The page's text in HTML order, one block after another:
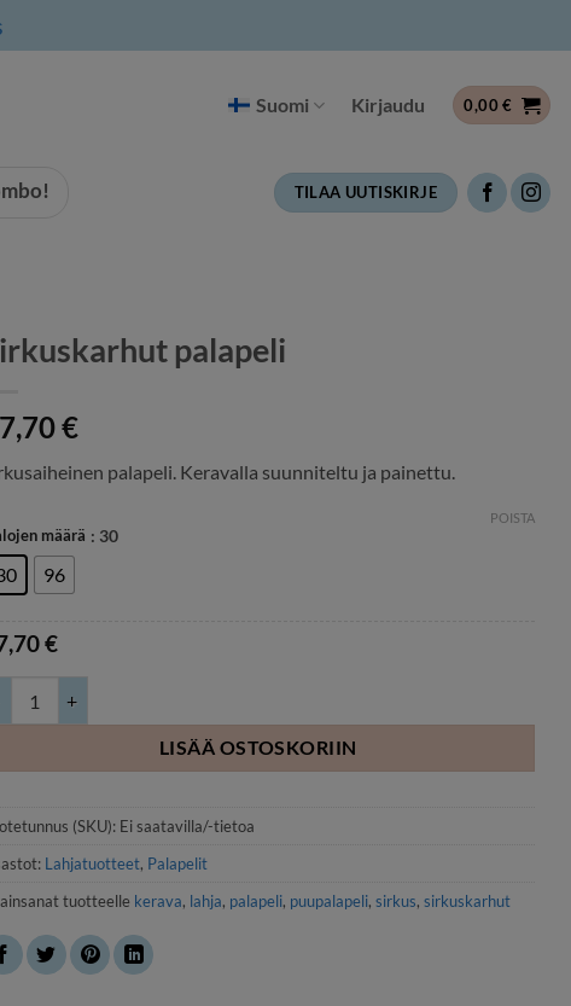
Suomi Kirjaudu 0,00€
TILAA UUTISKIRJE
palapeli
€
palapeli. Keravalla suunniteltu ja painettu.
määrä : 30
96
POISTA
€
LISÄÄ OSTOSKORIIN
(SKU): Ei saatavilla/-tietoa
Lahjatuotteet, Palapelit
tuotteelle kerava, lahja, palapeli, puupalapeli, sirkus, sirkuskarhut